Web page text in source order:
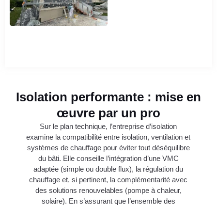
Isolation performante : mise en
œuvre par un pro
Sur le plan technique, l’entreprise d’isolation
examine la compatibilité entre isolation, ventilation et
systèmes de chauffage pour éviter tout déséquilibre
du bâti. Elle conseille l’intégration d’une VMC
adaptée (simple ou double flux), la régulation du
chauffage et, si pertinent, la complémentarité avec
des solutions renouvelables (pompe à chaleur,
solaire). En s’assurant que l’ensemble des